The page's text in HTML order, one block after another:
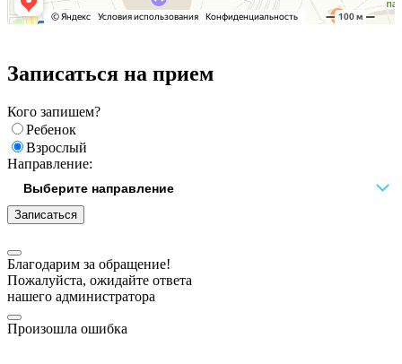
Записаться на прием
Кого запишем?
Ребенок
Взрослый
Направление:
Записаться
Благодарим за обращение!
Пожалуйста, ожидайте ответа
нашего администратора
Произошла ошибка